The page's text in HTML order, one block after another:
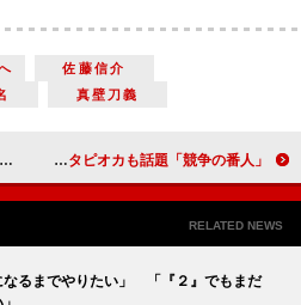
佐藤信介
真壁刀義
「競争の番人」ダイロクと“雲海”山本耕史の闘いがついに決着 「ダイロクのチームワーク最高」雲海のタピオカも話題
RELATED NEWS
なるまでやりたい」 「『２』でもまだ